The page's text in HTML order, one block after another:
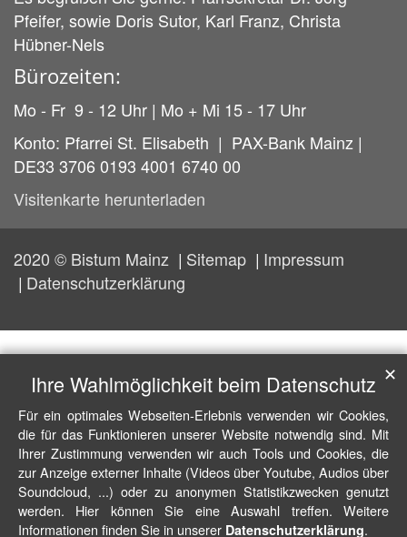
Pfeifer, sowie Doris Sutor, Karl Franz, Christa
Hübner-Nels
Bürozeiten:
Mo - Fr 9 - 12 Uhr | Mo + Mi 15 - 17 Uhr
Konto: Pfarrei St. Elisabeth | PAX-Bank Mainz |
DE33 3706 0193 4001 6740 00
Visitenkarte herunterladen
2020 © Bistum Mainz Sitemap
Impressum
Datenschutzerklärung
Ihre Wahlmöglichkeit beim Datenschutz
Für ein optimales Webseiten-Erlebnis verwenden wir Cookies,
die für das Funktionieren unserer Website notwendig sind. Mit
Ihrer Zustimmung verwenden wir auch Tools und Cookies, die
zur Anzeige externer Inhalte (Videos über Youtube, Audios über
Soundcloud, ...) oder zu anonymen Statistikzwecken genutzt
werden. Hier können Sie eine Auswahl treffen. Weitere
Informationen finden Sie in unserer Datenschutzerklärung.
✕